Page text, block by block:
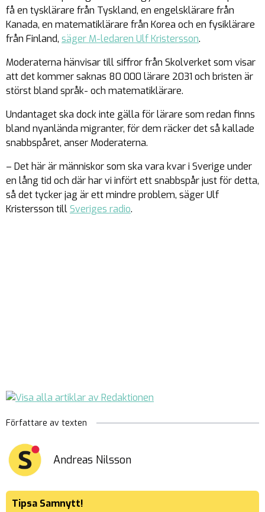
få en tysklärare från Tyskland, en engelsklärare från
Kanada, en matematiklärare från Korea och en fysiklärare
från Finland, säger M-ledaren Ulf Kristersson.
Moderaterna hänvisar till siffror från Skolverket som visar
att det kommer saknas 80 000 lärare 2031 och bristen är
störst bland språk- och matematiklärare.
Undantaget ska dock inte gälla för lärare som redan finns
bland nyanlända migranter, för dem räcker det så kallade
snabbspåret, anser Moderaterna.
– Det här är människor som ska vara kvar i Sverige under
en lång tid och där har vi infört ett snabbspår just för detta,
så det tycker jag är ett mindre problem, säger Ulf
Kristersson tillSveriges radio.
Författare av texten
Andreas Nilsson
Tipsa Samnytt!